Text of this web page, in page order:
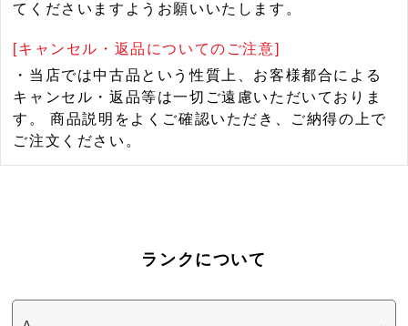
てくださいますようお願いいたします。
[キャンセル・返品についてのご注意]
・当店では中古品という性質上、お客様都合による
キャンセル・返品等は一切ご遠慮いただいておりま
す。 商品説明をよくご確認いただき、ご納得の上で
ご注文ください。
ランクについて